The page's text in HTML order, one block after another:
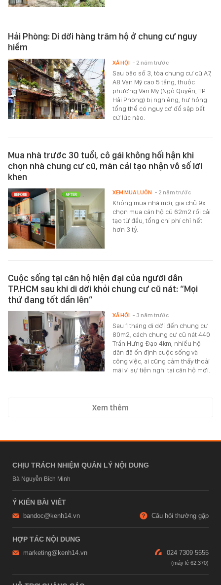
Hải Phòng: Di dời hàng trăm hộ ở chung cư nguy
hiểm
Sau bão số 3, tòa chung cư cũ A7,
A8 Vạn Mỹ cao 5 tầng, thuộc
phường Vạn Mỹ (Ngô Quyền, TP
Hải Phòng) bị nghiêng, hư hỏng
tổng thể có nguy cơ đổ sập bất
cứ lúc nào.
XÃ HỘI - 2 năm trước
Mua nhà trước 30 tuổi, cô gái không hối hận khi
chọn nhà chung cư cũ, màn cải tạo nhận vô số lời
khen
Không mua nhà mới, gia chủ 9x
chọn mua căn hộ cũ 62m2 rồi cải
tạo từ đầu, tổng chi phí chỉ hết
hơn 3 tỷ.
XEM MUA LUÔN - 2 năm trước
Cuộc sống tại căn hộ hiện đại của người dân
TP.HCM sau khi di dời khỏi chung cư cũ nát: “Mọi
thứ đang tốt dần lên”
Sau 1 tháng di dời đến chung cư
80m2, cách chung cư cũ nát 440
Trần Hưng Đạo 4km, nhiều hộ
dân đã ổn định cuộc sống và
công việc, ai cũng cảm thấy thoải
mái vì sự tiện nghi tại căn hộ mới.
XÃ HỘI - 3 năm trước
Xem thêm
CHỊU TRÁCH NHIỆM QUẢN LÝ NỘI DUNG
Bà Nguyễn Bích Minh
Ý KIẾN BÀI VIẾT
bandoc@kenh14.vn Câu hỏi thường gặp
HỢP TÁC NỘI DUNG
marketing@kenh14.vn 024 7309 5555